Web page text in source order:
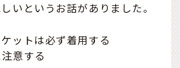
いというお話がありました。
ットは必ず着用する
意する